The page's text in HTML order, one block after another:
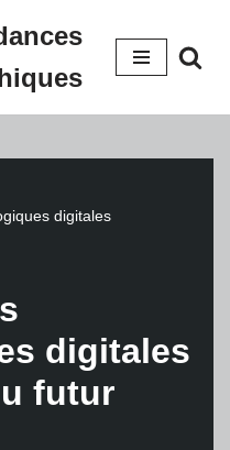
digitales
digitales
futur